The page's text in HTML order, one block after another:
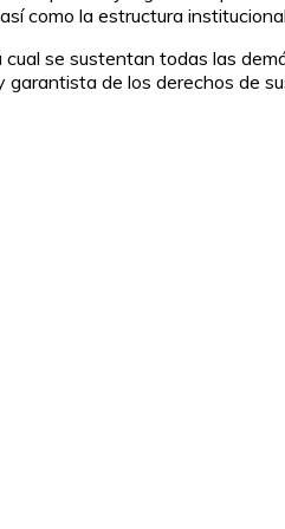
como la estructura
se sustentan todas las
de los derechos de